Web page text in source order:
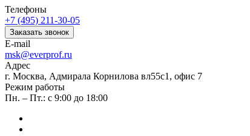
Телефоны
+7 (495) 211-30-05
Заказать звонок
E-mail
msk@everprof.ru
Адрес
г. Москва, Адмирала Корнилова вл55с1, офис 7
Режим работы
Пн. – Пт.: с 9:00 до 18:00